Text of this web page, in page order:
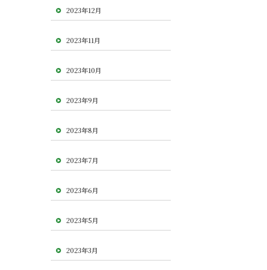
2023年12月
2023年11月
2023年10月
2023年9月
2023年8月
2023年7月
2023年6月
2023年5月
2023年3月